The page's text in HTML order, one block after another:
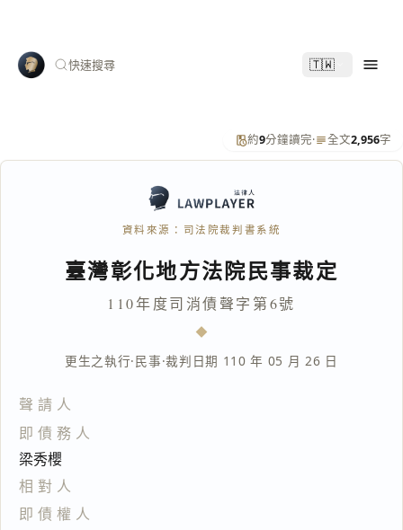
快速搜尋 🇹🇼
約9分鐘讀完· 全文2,956字
資料來源：司法院裁判書系統
臺灣彰化地方法院民事裁定
110年度司消債聲字第6號
更生之執行·民事·裁判日期 110 年 05 月 26 日
聲請人
即債務人
梁秀櫻
相對人
即債權人